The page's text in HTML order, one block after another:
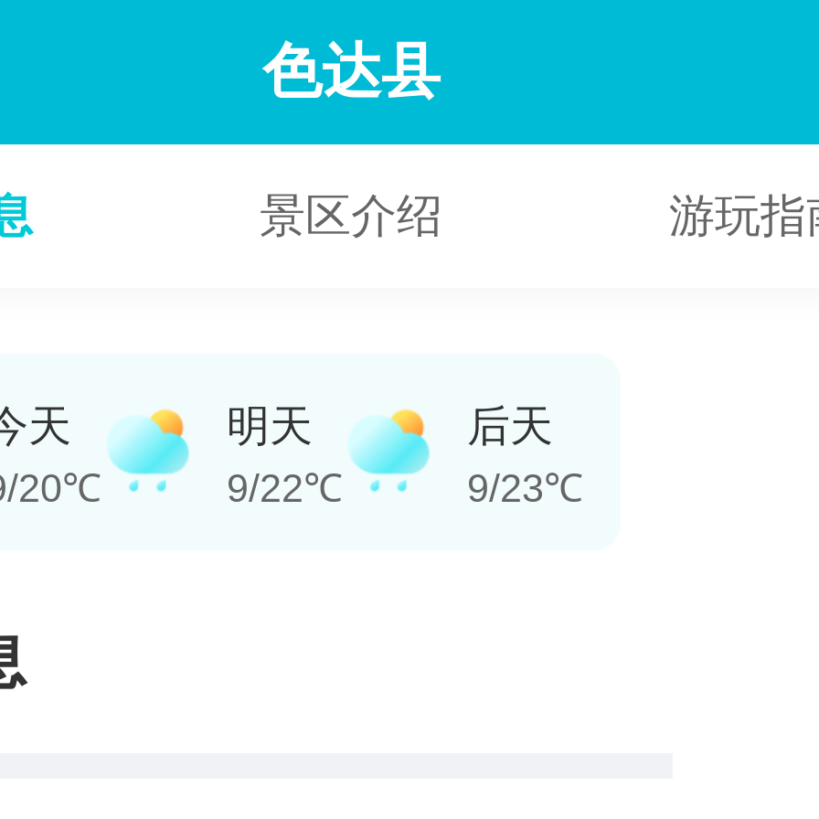
色达县
景区介绍 游玩指
天
20℃
明天
9/22℃
后天
9/23℃